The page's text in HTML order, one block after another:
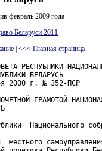
февраль 2009 года
Беларуси 2011
| <<< Главная страница
РЕСПУБЛИКИ
БЕЛАРУСЬ
2000 г. № 352-ПСР
ГРАМОТОЙ
Национального
местного